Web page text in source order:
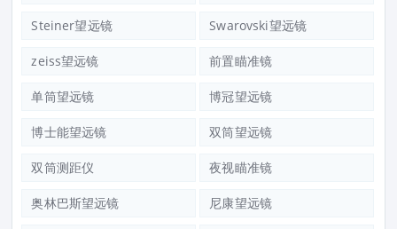
Steiner望远镜 Swarovski望远镜
zeiss望远镜 前置瞄准镜
单筒望远镜 博冠望远镜
博士能望远镜 双筒望远镜
双筒测距仪 夜视瞄准镜
奥林巴斯望远镜 尼康望远镜